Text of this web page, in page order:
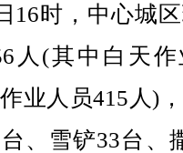
16时，中心城
人(其中白天
业人员415人)
、雪铲33台、